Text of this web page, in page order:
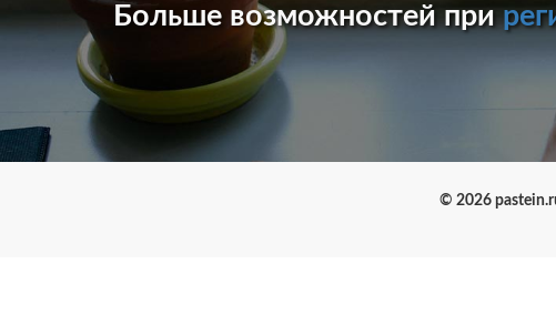
Больше возможностей при
© 2026